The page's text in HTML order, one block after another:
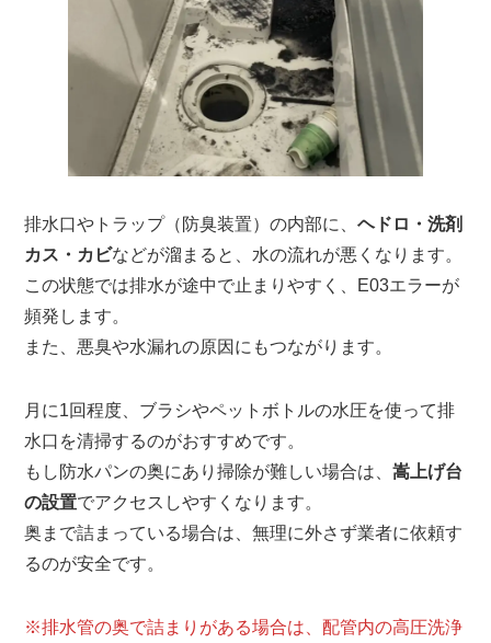
排水口やトラップ（防臭装置）の内部に、ヘドロ・洗剤
カス・カビなどが溜まると、水の流れが悪くなります。
この状態では排水が途中で止まりやすく、E03エラーが
頻発します。
また、悪臭や水漏れの原因にもつながります。
月に1回程度、ブラシやペットボトルの水圧を使って排
水口を清掃するのがおすすめです。
もし防水パンの奥にあり掃除が難しい場合は、嵩上げ台
の設置でアクセスしやすくなります。
奥まで詰まっている場合は、無理に外さず業者に依頼す
るのが安全です。
※排水管の奥で詰まりがある場合は、配管内の高圧洗浄